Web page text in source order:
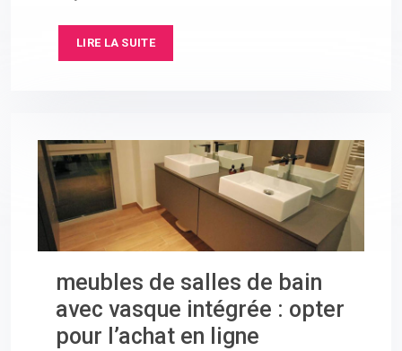
LIRE LA SUITE
meubles de salles de bain
avec vasque intégrée : opter
pour l’achat en ligne